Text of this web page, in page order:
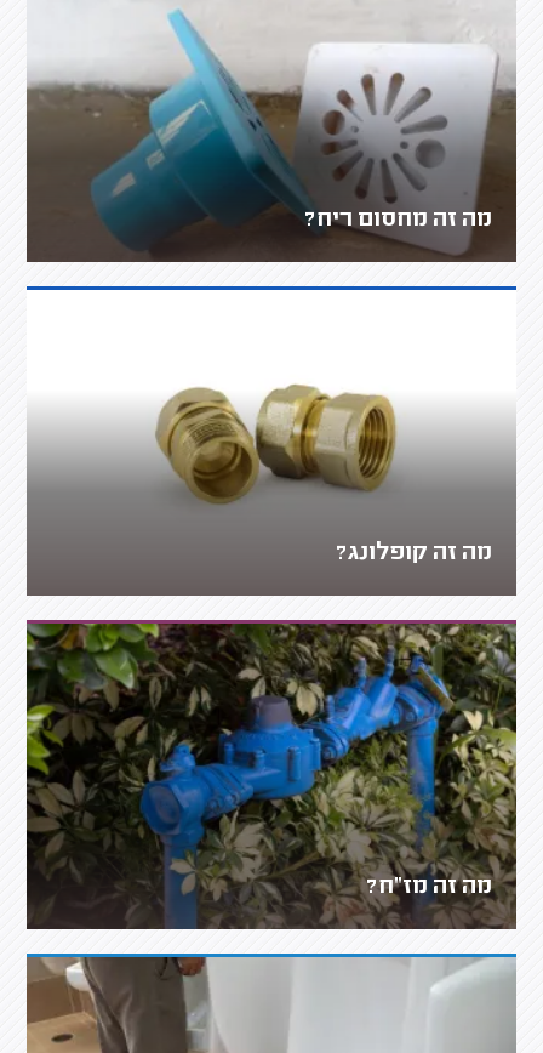
מה זה מחסום ריח?
מה זה קופלונג?
מה זה מז"ח?